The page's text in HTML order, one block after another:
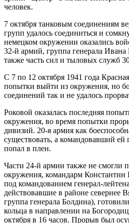
человек.
7 октября танковым соединениям
групп удалось соединиться и
немецком окружении оказались
32-й армий, группа генерала Ивана
также часть сил и тыловых служб
С 7 по 12 октября 1941 года
попытки выйти из окружения, но
соединений так и не удалось
Роковой оказалась последняя
окружения, во время попытки
дивизий. 20-я армия как
существовать, а командовавший
попал в плен.
Части 24-й армии также не смогли
окружения, командарм Константин
под командованием генерал-
действовавшие в районе севернее
группа генерала Болдина),
кольца в направлении на
октября в 16 часов. Прорыв был